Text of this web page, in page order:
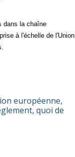
dans la chaîne
à l'échelle de l'Union
européenne,
, quoi de